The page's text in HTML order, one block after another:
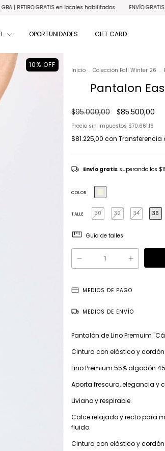
en locales habilitados ENVÍO GRATIS A TODO EL
OPORTUNIDADES GIFT CARD
10% OFF
Inicio . Colección Fall Winter 26 .
Pantalon
$95.000,00 $85.500,00
Precio sin impuestos $70.661,16
$81.225,00 con Transferencia
Envío gratis superando los
COLOR
TALLE 30 32 34 36
Guía de talles
MEDIOS DE PAGO
MEDIOS DE ENVÍO
Pantalón de Lino Premuim
Cintura con elástico y cordón.
Lino Premium 55% algodón
Aporta frescura, elegancia y
Liviano y respirable.
Calce relajado y recto para
fluido.
Cintura con elástico y cordón.